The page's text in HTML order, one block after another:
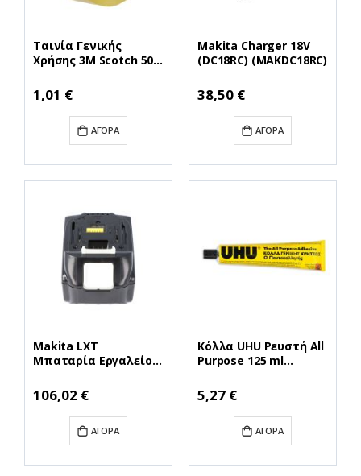
Ταινία Γενικής
Χρήσης 3M Scotch 508
(Διάφανη) (5081933)
1,01 €
ΑΓΟΡΆ
Makita Charger 18V
(DC18RC) (MAKDC18RC)
Ειδική
Τιμή
38,50 €
ΑΓΟΡΆ
Makita LXT
Μπαταρία Εργαλείου
Χωρητικότητα 5Ah
(BL1850B)
(MAKBL1850B)
Ειδική
Τιμή
106,02 €
ΑΓΟΡΆ
Κόλλα UHU Ρευστή All
Purpose 125 ml
5,27 €
ΑΓΟΡΆ